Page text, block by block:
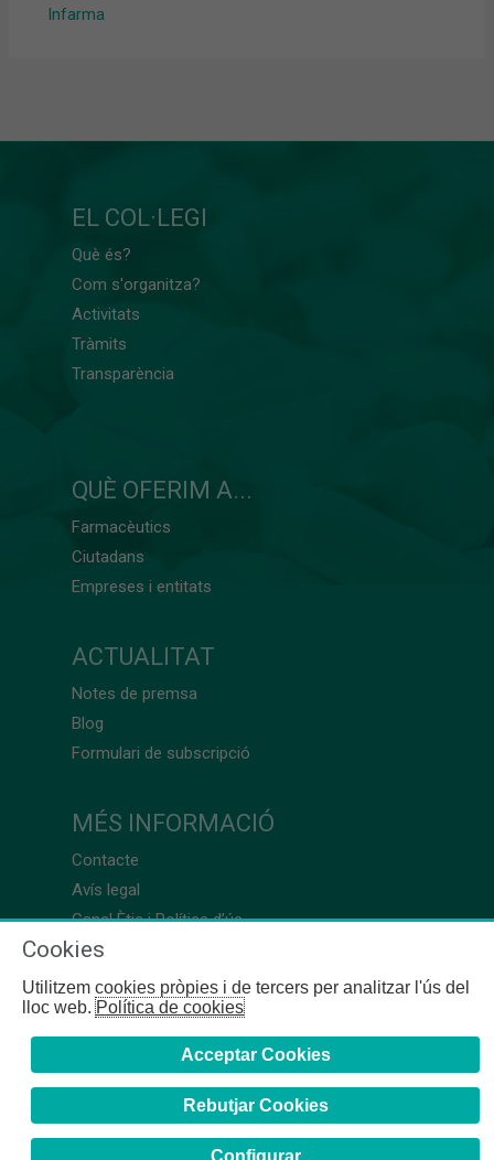
Infarma
EL COL·LEGI
Què és?
Com s'organitza?
Activitats
Tràmits
Transparència
QUÈ OFERIM A...
Farmacèutics
Ciutadans
Empreses i entitats
ACTUALITAT
Notes de premsa
Blog
Formulari de subscripció
MÉS INFORMACIÓ
Contacte
Avís legal
Canal Ètic i Política d’ús
Cookies
Utilitzem cookies pròpies i de tercers per analitzar l'ús del
lloc web.Política de cookies
Acceptar Cookies
Rebutjar Cookies
Configurar